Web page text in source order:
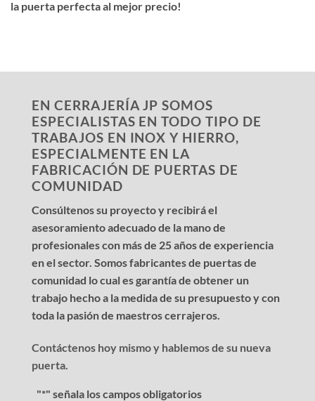
la puerta perfecta al mejor precio!
EN CERRAJERÍA JP SOMOS
ESPECIALISTAS EN TODO TIPO DE
TRABAJOS EN INOX Y HIERRO,
ESPECIALMENTE EN LA
FABRICACIÓN DE PUERTAS DE
COMUNIDAD
Consúltenos su proyecto y recibirá el
asesoramiento adecuado de la mano de
profesionales con más de 25 años de experiencia
en el sector. Somos fabricantes de puertas de
comunidad lo cual es garantía de obtener un
trabajo hecho a la medida de su presupuesto y con
toda la pasión de maestros cerrajeros.
Contáctenos hoy mismo y hablemos de su nueva
puerta.
"*" señala los campos obligatorios